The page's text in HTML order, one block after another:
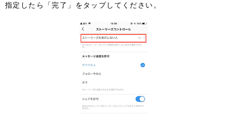
指定したら「完了」をタップしてください。